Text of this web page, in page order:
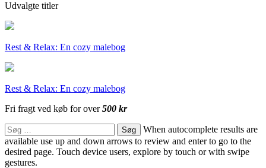
Udvalgte titler
Rest & Relax: En cozy malebog
Rest & Relax: En cozy malebog
Fri fragt ved køb for over500 kr
Søg
efter:
When autocomplete results are
available use up and down arrows to review and enter to go to the
desired page. Touch device users, explore by touch or with swipe
gestures.